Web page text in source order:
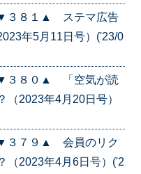
▼３８１▲ ステマ広告
年5月11日号）('23/0
▼３８０▲ 「空気が読
2023年4月20日号）
▼３７９▲ 会員のリク
（2023年4月6日号）('2